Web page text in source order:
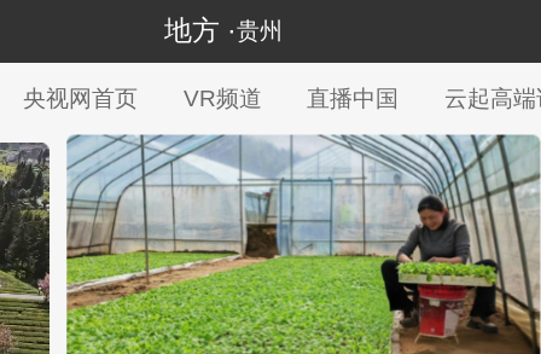
地方 ·贵州
央视网首页 VR频道 直播中国 云起高